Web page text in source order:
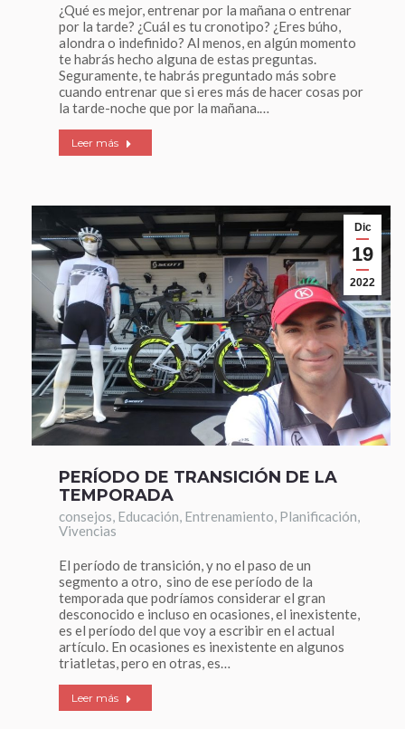
¿Qué es mejor, entrenar por la mañana o entrenar
por la tarde? ¿Cuál es tu cronotipo? ¿Eres búho,
alondra o indefinido? Al menos, en algún momento
te habrás hecho alguna de estas preguntas.
Seguramente, te habrás preguntado más sobre
cuando entrenar que si eres más de hacer cosas por
la tarde-noche que por la mañana.…
Leer más
Dic
19
2022
PERÍODO DE TRANSICIÓN DE LA
TEMPORADA
consejos, Educación, Entrenamiento, Planificación,
Vivencias
El período de transición, y no el paso de un
segmento a otro, sino de ese período de la
temporada que podríamos considerar el gran
desconocido e incluso en ocasiones, el inexistente,
es el período del que voy a escribir en el actual
artículo. En ocasiones es inexistente en algunos
triatletas, pero en otras, es…
Leer más